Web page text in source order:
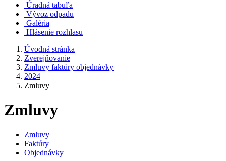
Úradná tabuľa
Vývoz odpadu
Galéria
Hlásenie rozhlasu
Úvodná stránka
Zverejňovanie
Zmluvy faktúry objednávky
2024
Zmluvy
Zmluvy
Zmluvy
Faktúry
Objednávky